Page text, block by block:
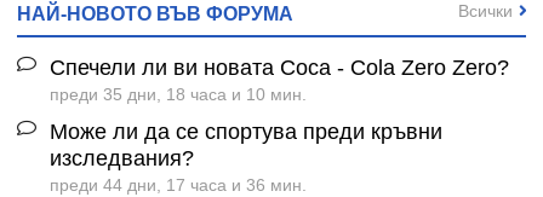
НАЙ-НОВОТО ВЪВ ФОРУМА
Спечели ли ви новата Coca - Cola Zero Zero?
преди 35 дни, 18 часа и 10 мин.
Може ли да се спортува преди кръвни
изследвания?
преди 44 дни, 17 часа и 36 мин.
Всички